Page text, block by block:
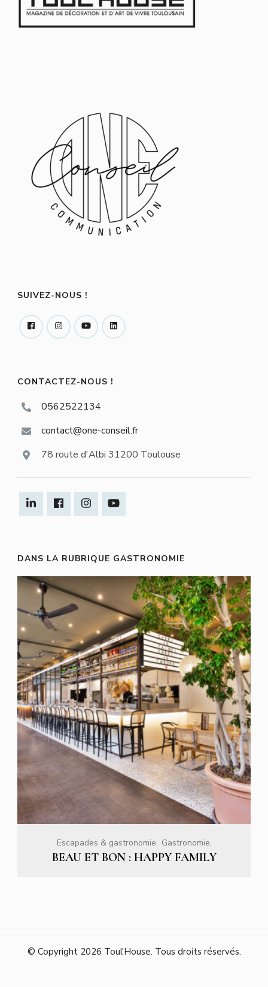
SUIVEZ-NOUS !
CONTACTEZ-NOUS !
0562522134
contact@one-conseil.fr
78 route d'Albi 31200 Toulouse
DANS LA RUBRIQUE GASTRONOMIE
Escapades & gastronomie Gastronomie
BEAU ET BON : HAPPY FAMILY
© Copyright 2026 Toul'House. Tous droits réservés.